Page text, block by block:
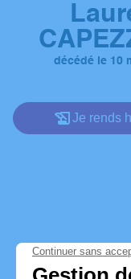
décédé le 10
Je rends